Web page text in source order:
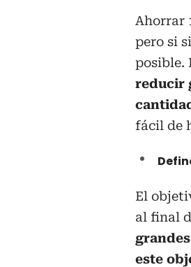
Ahorrar
pero si
posible.
reducir
fácil de
El
al final
este